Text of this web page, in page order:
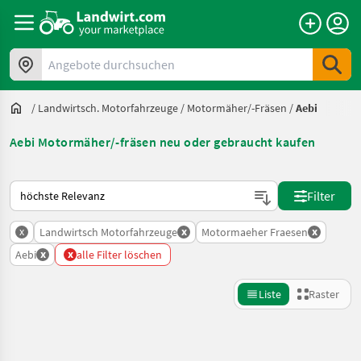
Angebote durchsuchen
/ Landwirtsch. Motorfahrzeuge / Motormäher/-Fräsen /Aebi
Aebi Motormäher/-fräsen neu oder gebraucht kaufen
So wird auf Landwirt.com sortiert
Filter
x Landwirtsch Motorfahrzeuge x Motormaeher Fraesen x
Aebi x x alle Filter löschen
Liste Raster